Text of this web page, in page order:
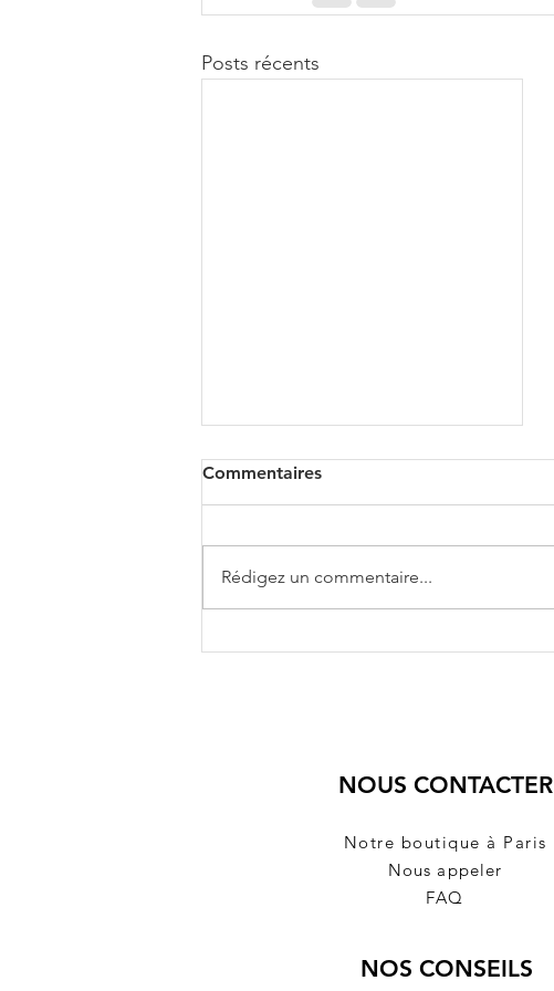
Posts récents
Commentaires
Rédigez un commentaire...
NOUS CONTACTER
Notre boutique à Paris
Nous appeler
FAQ
NOS CONSEILS